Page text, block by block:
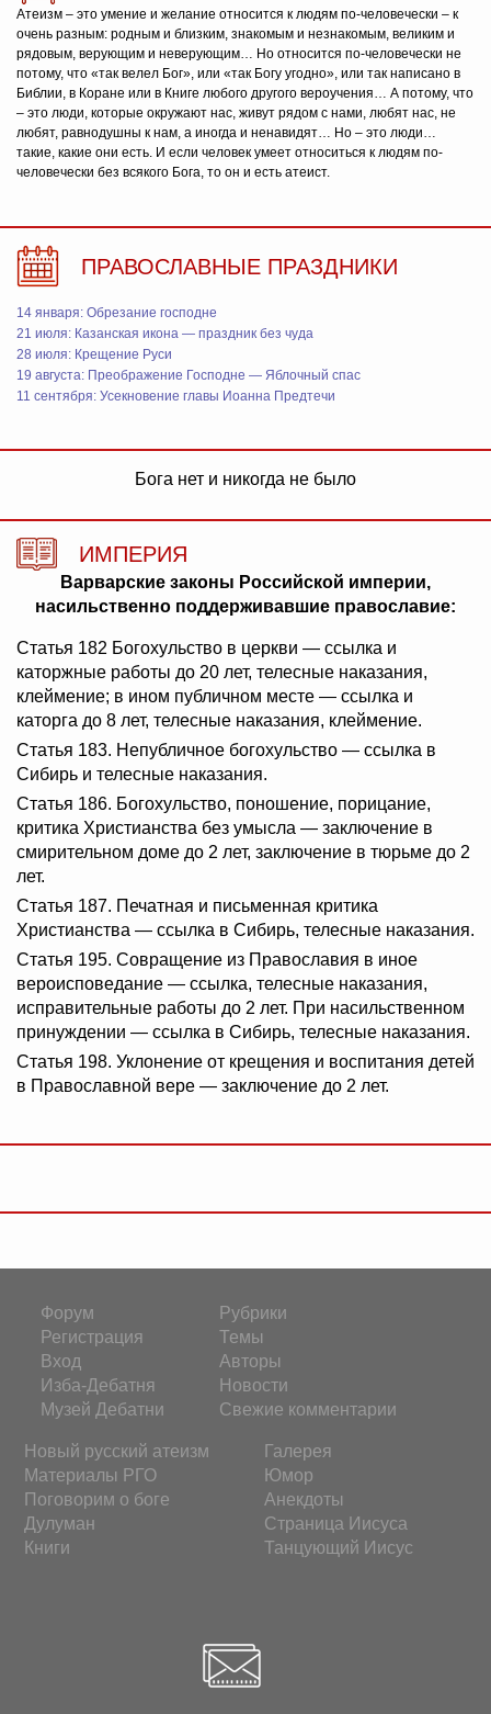
Атеизм – это умение и желание относится к людям по-человечески – к
очень разным: родным и близким, знакомым и незнакомым, великим и
рядовым, верующим и неверующим… Но относится по-человечески не
потому, что «так велел Бог», или «так Богу угодно», или так написано в
Библии, в Коране или в Книге любого другого вероучения… А потому, что
– это люди, которые окружают нас, живут рядом с нами, любят нас, не
любят, равнодушны к нам, а иногда и ненавидят… Но – это люди…
такие, какие они есть. И если человек умеет относиться к людям по-
человечески без всякого Бога, то он и есть атеист.
ПРАВОСЛАВНЫЕ ПРАЗДНИКИ
14 января: Обрезание господне
21 июля: Казанская икона — праздник без чуда
28 июля: Крещение Руси
19 августа: Преображение Господне — Яблочный спас
11 сентября: Усекновение главы Иоанна Предтечи
Бога нет и никогда не было
ИМПЕРИЯ
Варварские законы Российской империи,
насильственно поддерживавшие православие:
Статья 182 Богохульство в церкви — ссылка и
каторжные работы до 20 лет, телесные наказания,
клеймение; в ином публичном месте — ссылка и
каторга до 8 лет, телесные наказания, клеймение.
Статья 183. Непубличное богохульство — ссылка в
Сибирь и телесные наказания.
Статья 186. Богохульство, поношение, порицание,
критика Христианства без умысла — заключение в
смирительном доме до 2 лет, заключение в тюрьме до 2
лет.
Статья 187. Печатная и письменная критика
Христианства — ссылка в Сибирь, телесные наказания.
Статья 195. Совращение из Православия в иное
вероисповедание — ссылка, телесные наказания,
исправительные работы до 2 лет. При насильственном
принуждении — ссылка в Сибирь, телесные наказания.
Статья 198. Уклонение от крещения и воспитания детей
в Православной вере — заключение до 2 лет.
Форум
Регистрация
Вход
Изба-Дебатня
Музей Дебатни
Рубрики
Темы
Авторы
Новости
Свежие комментарии
Новый русский атеизм
Материалы РГО
Поговорим о боге
Дулуман
Книги
Галерея
Юмор
Анекдоты
Страница Иисуса
Танцующий Иисус